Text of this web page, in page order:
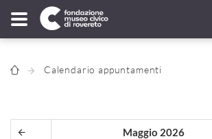
Calendario appuntamenti
Maggio 2026